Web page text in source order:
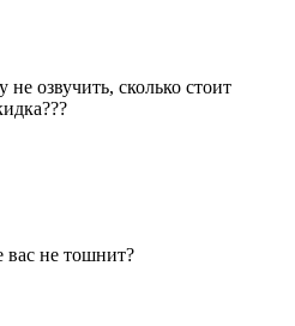
озвучить, сколько стоит
вас не тошнит?